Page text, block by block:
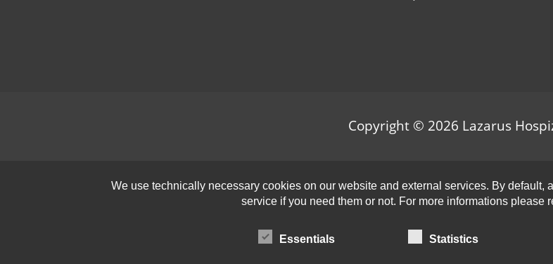
Copyright © 2026 Lazarus
We use technically necessary cookies on our website and external services. By default,
service if you need them or not. For more informations please
Essentials Statistics